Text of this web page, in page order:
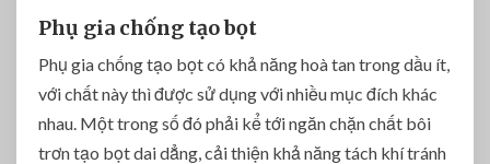
Phụ gia chống tạo bọt
Phụ gia chống tạo bọt có khả năng hoà tan trong dầu ít,
với chất này thì được sử dụng với nhiều mục đích khác
nhau. Một trong số đó phải kể tới ngăn chặn chất bôi
trơn tạo bọt dai dẳng, cải thiện khả năng tách khí tránh